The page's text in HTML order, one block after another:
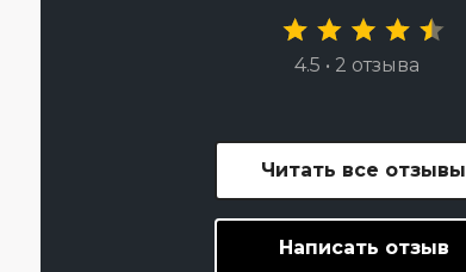
4.5 • 2 отзыва
Читать все отзывы
Написать отзыв